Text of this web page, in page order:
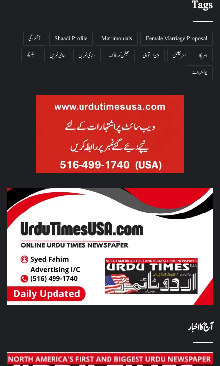
Tags
Female Marriage Proposal
Matrimonials
Shaadi Profile
آتشزدگی
امریکا
انٹرنیشنل بین الاقوامی جھلس کر ہلاک دنیا کی خبریں عالمی خبریں
میکسیکو
یو ایس اے
آج کا اخبار